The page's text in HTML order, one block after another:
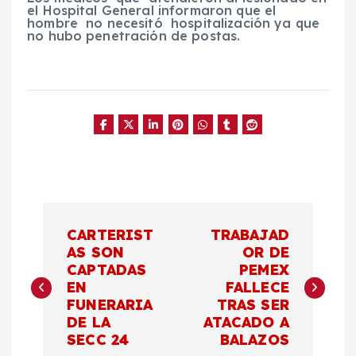
el Hospital General informaron que el
hombre no necesitó hospitalización ya que
no hubo penetración de postas.
v
CARTERIST
AS SON
CAPTADAS
EN
FUNERARIA
DE LA
SECC 24
TRABAJAD
OR DE
PEMEX
FALLECE
TRAS SER
ATACADO A
BALAZOS